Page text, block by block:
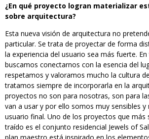
¿En qué proyecto logran materializar
sobre arquitectura?
Esta nueva visión de arquitectura no
particular. Se trata de proyectar de forma
la experiencia del usuario sea más fuerte.
buscamos conectarnos con la esencia del
respetamos y valoramos mucho la cultura
tratamos siempre de incorporarla en la
proyectos no son para nosotras, son para
van a usar y por ello somos muy sensibles y
usuario final. Uno de los proyectos que más
traído es el conjunto residencial Jewels of
plan maestro está inspirado en los